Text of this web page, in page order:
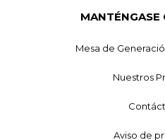
MANTÉNGASE
Mesa de
Nuestros
Aviso de